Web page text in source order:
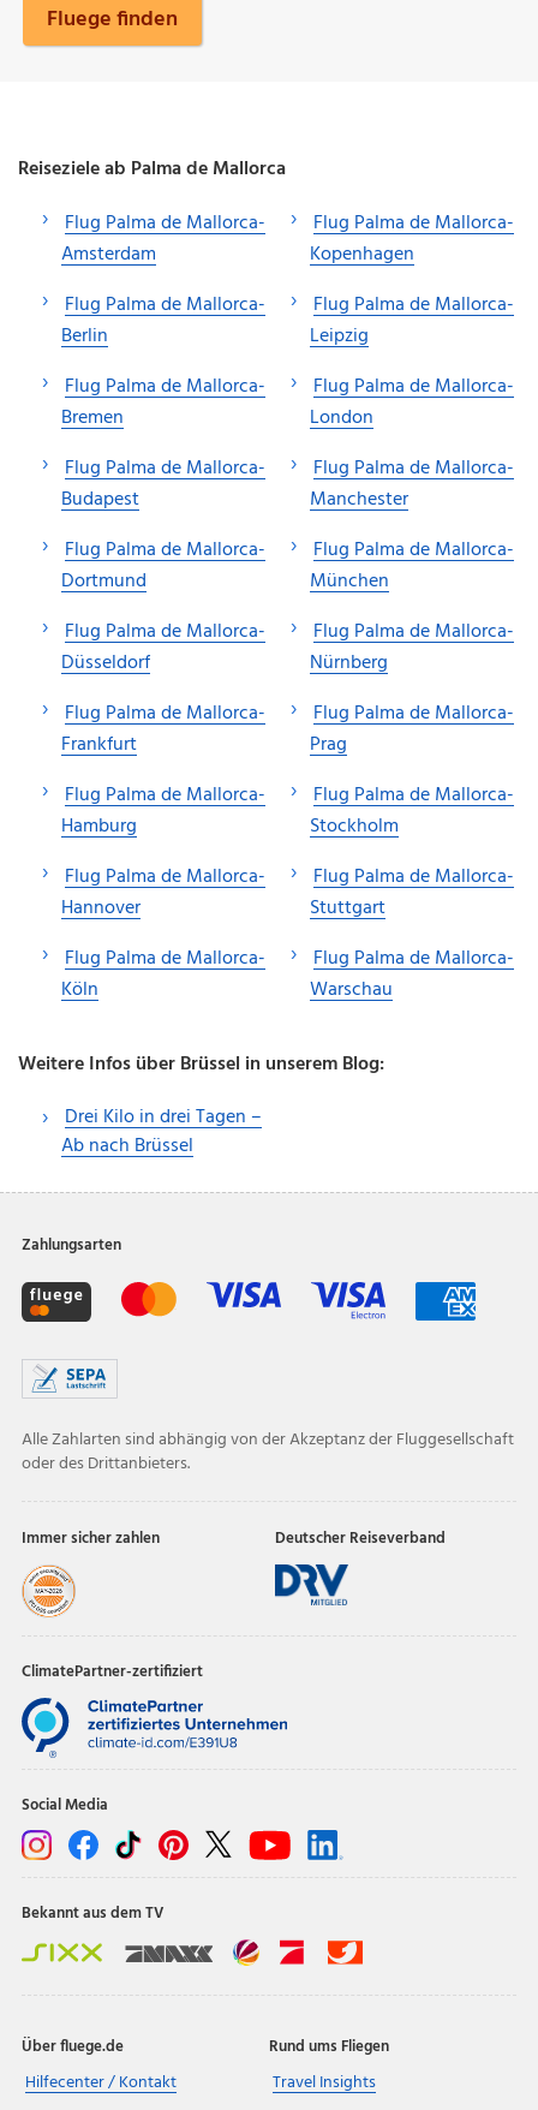
Fluege finden
Reiseziele ab Palma de Mallorca
Flug Palma de Mallorca-
Amsterdam
Flug Palma de Mallorca-
Berlin
Flug Palma de Mallorca-
Bremen
Flug Palma de Mallorca-
Budapest
Flug Palma de Mallorca-
Dortmund
Flug Palma de Mallorca-
Düsseldorf
Flug Palma de Mallorca-
Frankfurt
Flug Palma de Mallorca-
Hamburg
Flug Palma de Mallorca-
Hannover
Flug Palma de Mallorca-
Köln
Flug Palma de Mallorca-
Kopenhagen
Flug Palma de Mallorca-
Leipzig
Flug Palma de Mallorca-
London
Flug Palma de Mallorca-
Manchester
Flug Palma de Mallorca-
München
Flug Palma de Mallorca-
Nürnberg
Flug Palma de Mallorca-
Prag
Flug Palma de Mallorca-
Stockholm
Flug Palma de Mallorca-
Stuttgart
Flug Palma de Mallorca-
Warschau
Weitere Infos über Brüssel in unserem Blog:
Drei Kilo in drei Tagen –
Ab nach Brüssel